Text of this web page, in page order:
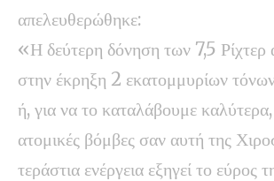
απελευθερώθηκε:
«Η δεύτερη δόνηση των 7,5 Ρίχτερ
στην έκρηξη 2 εκατομμυρίων τόνων
ή, για να το καταλάβουμε
ατομικές βόμβες σαν αυτή της
τεράστια ενέργεια εξηγεί το εύρος